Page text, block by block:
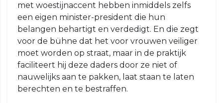
met woestijnaccent hebben inmiddels zelfs
een eigen minister-president die hun
belangen behartigt en verdedigt. En die zegt
voor de bühne dat het voor vrouwen veiliger
moet worden op straat, maar in de praktijk
faciliteert hij deze daders door ze niet of
nauwelijks aan te pakken, laat staan te laten
berechten en te bestraffen.